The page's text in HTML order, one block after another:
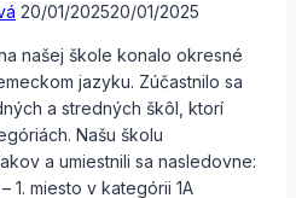
20/01/202520/01/2025
našej škole konalo okresné
jazyku. Zúčastnilo sa
a stredných škôl, ktorí
Našu školu
a umiestnili sa nasledovne:
1. miesto v kategórii 1A